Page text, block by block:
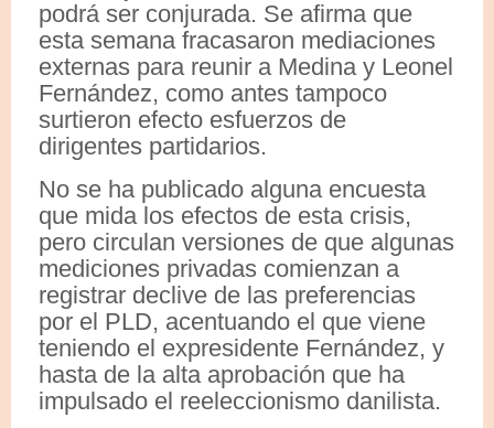
podrá ser conjurada. Se afirma que
esta semana fracasaron mediaciones
externas para reunir a Medina y Leonel
Fernández, como antes tampoco
surtieron efecto esfuerzos de
dirigentes partidarios.
No se ha publicado alguna encuesta
que mida los efectos de esta crisis,
pero circulan versiones de que algunas
mediciones privadas comienzan a
registrar declive de las preferencias
por el PLD, acentuando el que viene
teniendo el expresidente Fernández, y
hasta de la alta aprobación que ha
impulsado el reeleccionismo danilista.